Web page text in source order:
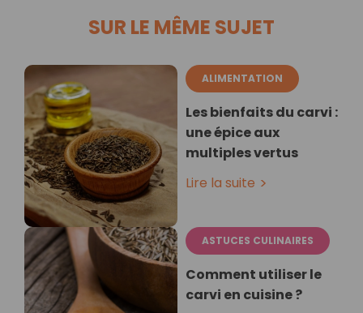
SUR LE MÊME SUJET
ALIMENTATION
Les bienfaits du carvi :
une épice aux
multiples vertus
Lire la suite
ASTUCES CULINAIRES
Comment utiliser le
carvi en cuisine ?